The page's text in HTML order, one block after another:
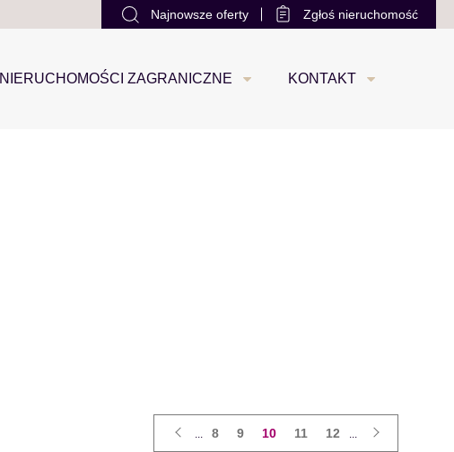
Najnowsze oferty Zgłoś nieruchomość
NIERUCHOMOŚCI ZAGRANICZNE KONTAKT
... 8 9 10 11 12 ...